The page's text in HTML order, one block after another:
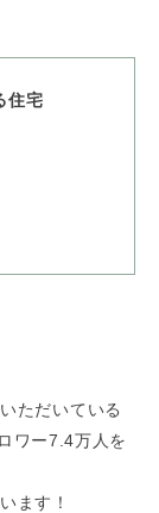
住宅
ただいている
ワー7.4万人を
ます！